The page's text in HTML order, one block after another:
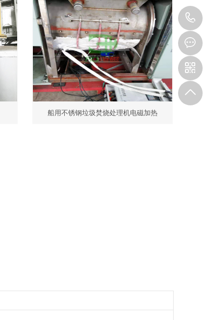
船用不锈钢垃圾焚烧处理机电磁加热